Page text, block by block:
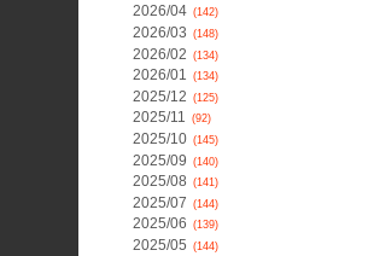
2026/04 (142)
2026/03 (148)
2026/02 (134)
2026/01 (134)
2025/12 (125)
2025/11 (92)
2025/10 (145)
2025/09 (140)
2025/08 (141)
2025/07 (144)
2025/06 (139)
2025/05 (144)